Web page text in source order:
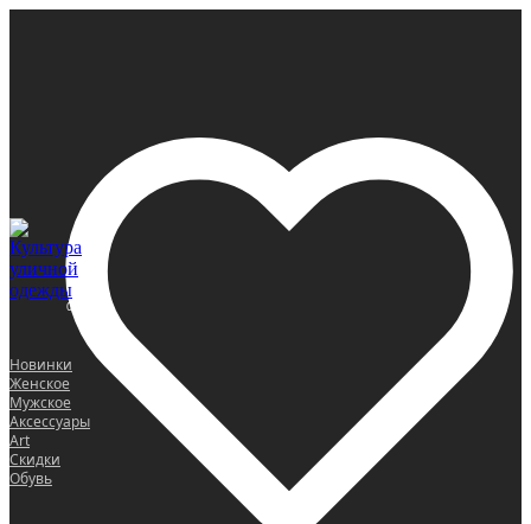
0
Новинки
Женское
Мужское
Аксессуары
Art
Скидки
Обувь